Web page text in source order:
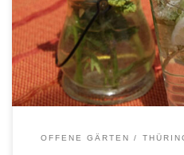
OFFENE GÄRTEN